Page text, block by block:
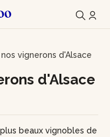
vignerons d'Alsace
d'Alsace
beaux vignobles de